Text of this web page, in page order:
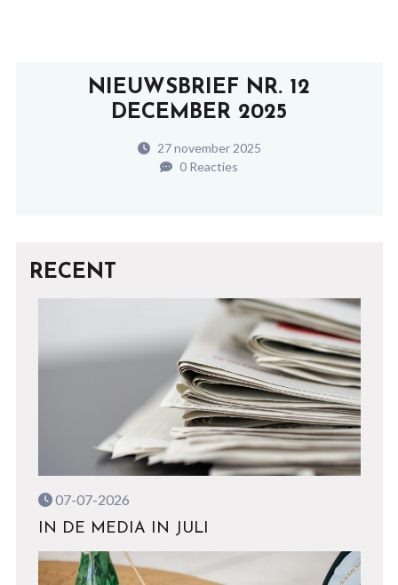
NIEUWSBRIEF NR. 12
DECEMBER 2025
27 november 2025
0 Reacties
RECENT
07-07-2026
IN DE MEDIA IN JULI